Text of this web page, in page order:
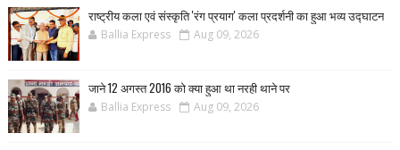
राष्ट्रीय कला एवं संस्कृति 'रंग प्रयाग' कला प्रदर्शनी का हुआ भव्य उद्घाटन
Ballia Express Aug 09, 2026
जाने 12 अगस्त 2016 को क्या हुआ था नरही थाने पर
Ballia Express Aug 09, 2026